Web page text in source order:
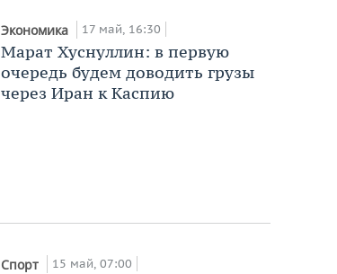
Экономика 17 май, 16:30
Марат Хуснуллин: в первую
очередь будем доводить грузы
через Иран к Каспию
Спорт 15 май, 07:00